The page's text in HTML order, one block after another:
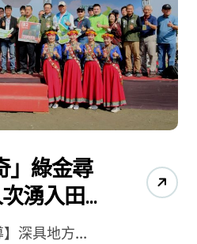
」綠金尋
湧入田裡
】深具地方...